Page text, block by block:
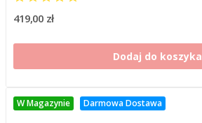
419,00 zł
Dodaj do koszyka
W Magazynie Darmowa Dostawa